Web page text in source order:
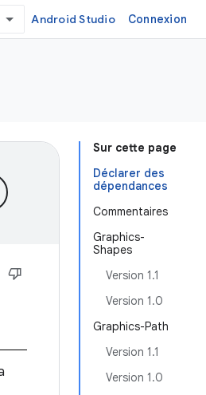
Android Studio Connexion
Sur cette page
Déclarer des
dépendances
Commentaires
Graphics-
Shapes
Version 1.1
Version 1.0
Graphics-Path
Version 1.1
Version 1.0